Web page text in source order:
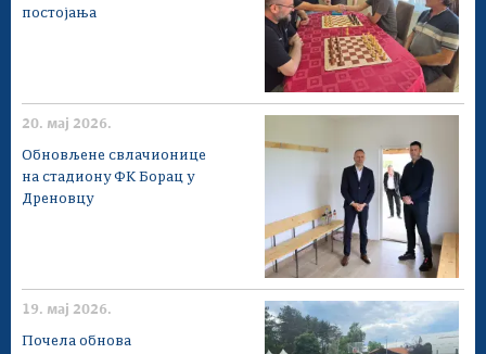
постојања
20. мај 2026.
Обновљене свлачионице
на стадиону ФК Борац у
Дреновцу
19. мај 2026.
Почела обнова